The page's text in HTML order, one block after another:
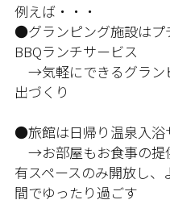
例えば・・・
●グランピング施設はプ
BBQランチサービス
→気軽にできるグラン
出づくり
●旅館は日帰り温泉入浴
→お部屋もお食事の提
有スペースのみ開放し
間でゆったり過ごす